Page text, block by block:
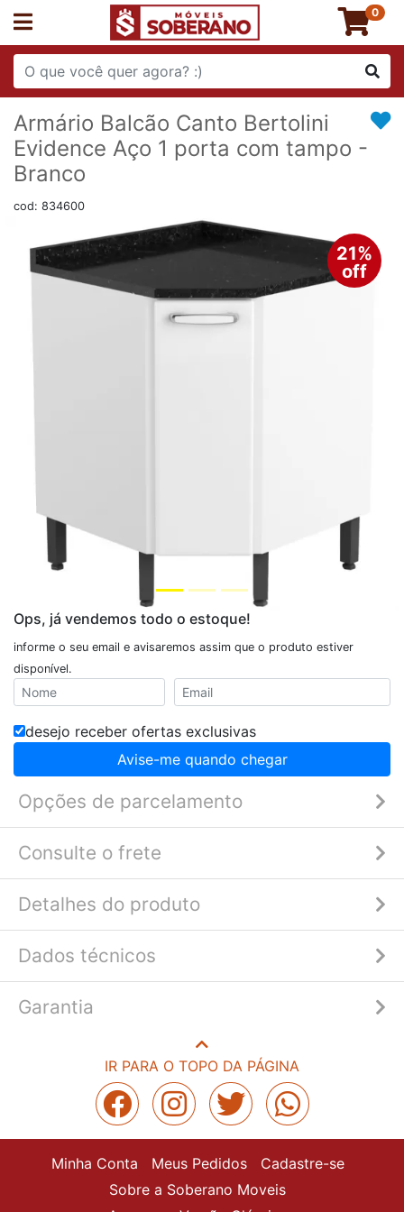
0
Armário Balcão Canto Bertolini
Evidence Aço 1 porta com tampo -
Branco
cod: 834600
21%
off
Ops, já vendemos todo o estoque!
informe o seu email e avisaremos assim que o produto estiver
disponível.
desejo receber ofertas exclusivas
Avise-me quando chegar
Opções de parcelamento
Consulte o frete
Detalhes do produto
Dados técnicos
Garantia
IR PARA O TOPO DA PÁGINA
Minha Conta Meus Pedidos
Cadastre-se
Sobre a Soberano Moveis